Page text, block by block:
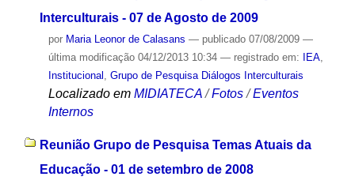
Interculturais - 07 de Agosto de 2009
por Maria Leonor de Calasans — publicado07/08/2009 —
última modificação04/12/2013 10:34 — registrado em: IEA,
Institucional Grupo de Pesquisa Diálogos Interculturais
Localizado em MIDIATECA /Fotos /Eventos
Internos
Reunião Grupo de Pesquisa Temas Atuais da
Educação - 01 de setembro de 2008